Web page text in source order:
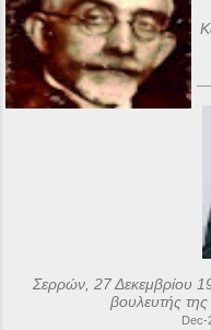
Σερρών, 27 Δεκεμβρίου
βουλευτής της
Dec-